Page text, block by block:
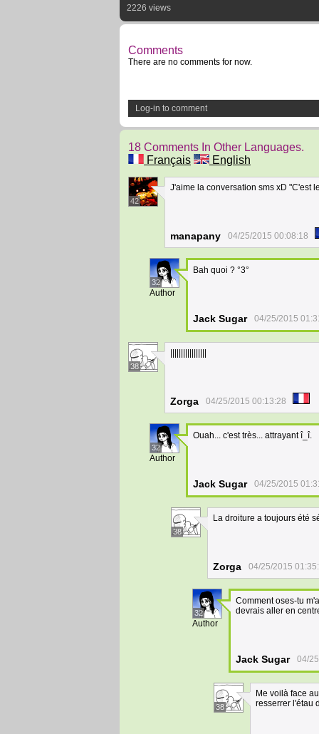
2226 views
Comments
There are no comments for now.
Log-in to comment
18 Comments In Other Languages.
Français
English
42
J'aime la conversation sms xD "C'est
manapany 04/25/2015 00:08:18
32
Author
Bah quoi ? °3°
Jack Sugar 04/25/2015
38
Zorga 04/25/2015 00:13:28
32
Author
Ouah... c'est très... attrayant î_î.
Jack Sugar 04/25/2015
38
La droiture a toujours été
Zorga 04/25/2015
32
Author
Comment oses-tu
devrais aller en
Jack Sugar 04/
38
Me voilà face
resserrer l'étau